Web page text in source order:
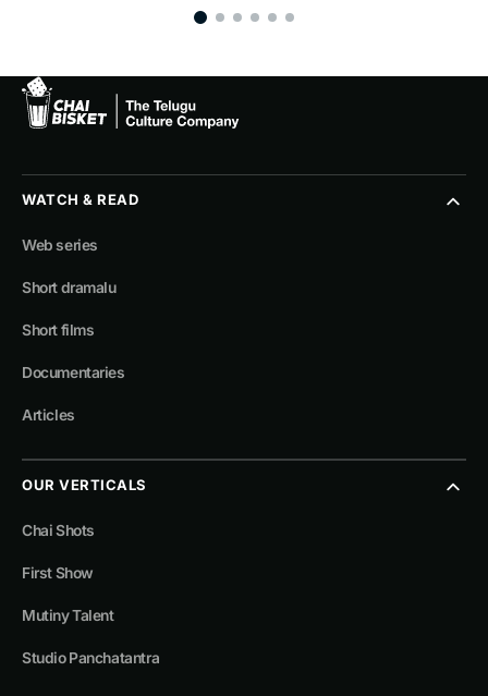
WATCH & READ
Web series
Short dramalu
Short films
Documentaries
Articles
OUR VERTICALS
Chai Shots
First Show
Mutiny Talent
Studio Panchatantra